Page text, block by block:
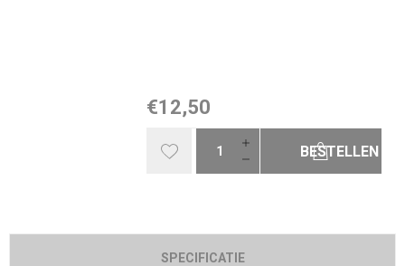
€12,50
BESTELLEN
SPECIFICATIE